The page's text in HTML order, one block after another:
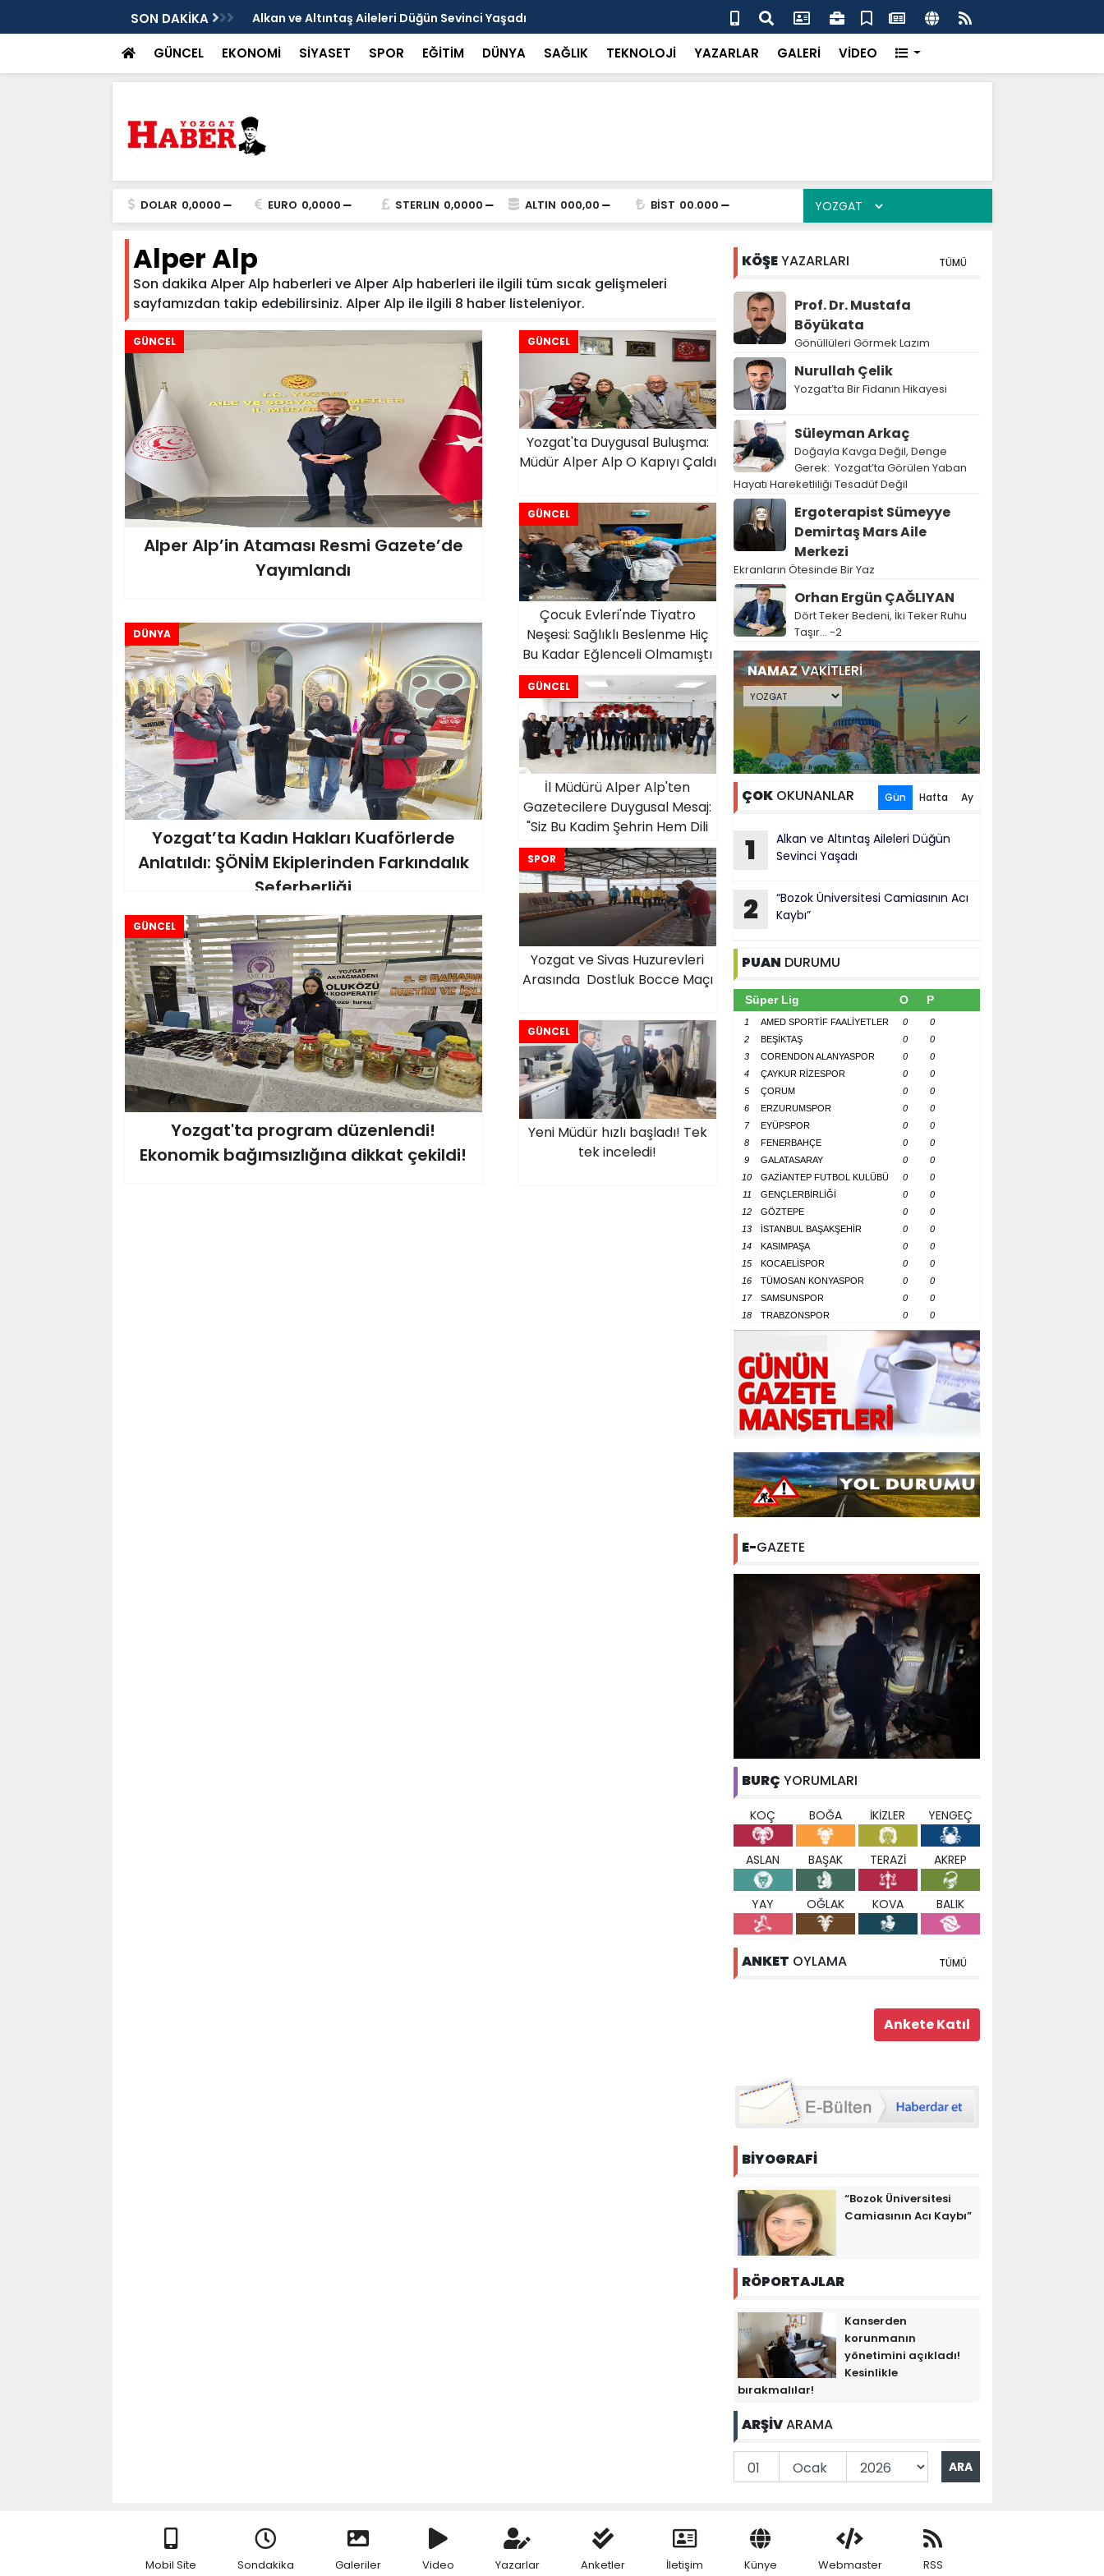
SON DAKİKA Alkan ve Altıntaş Aileleri Düğün Sevinci Yaşadı Toplam süre 2 yıla çıkabilecek
GÜNCEL EKONOMİ SİYASET SPOR EĞİTİM DÜNYA SAĞLIK TEKNOLOJİ YAZARLAR GALERİ VİDEO
DOLAR 0,0000 EURO 0,0000 STERLIN 0,0000 ALTIN 000,00 BİST 00.000
Alper Alp
Son dakika Alper Alp haberleri ve Alper Alp haberleri ile ilgili tüm sıcak gelişmeleri
sayfamızdan takip edebilirsiniz. Alper Alp ile ilgili 8 haber listeleniyor.
GÜNCEL
Alper Alp’in Ataması Resmi Gazete’de
Yayımlandı
GÜNCEL
Yozgat'ta Duygusal Buluşma:
Müdür Alper Alp O Kapıyı Çaldı
GÜNCEL
Çocuk Evleri'nde Tiyatro
Neşesi: Sağlıklı Beslenme Hiç
Bu Kadar Eğlenceli Olmamıştı
DÜNYA
Yozgat’ta Kadın Hakları Kuaförlerde
Anlatıldı: ŞÖNİM Ekiplerinden Farkındalık
Seferberliği
GÜNCEL
İl Müdürü Alper Alp'ten
Gazetecilere Duygusal Mesaj:
"Siz Bu Kadim Şehrin Hem Dili
Hem Kulağısınız"
SPOR
Yozgat ve Sivas Huzurevleri
Arasında Dostluk Bocce Maçı
GÜNCEL
Yozgat'ta program düzenlendi!
Ekonomik bağımsızlığına dikkat çekildi!
GÜNCEL
Yeni Müdür hızlı başladı! Tek
tek inceledi!
KÖŞEYAZARLARI TÜMÜ
Prof. Dr. Mustafa
Böyükata
Gönüllüleri Görmek Lazım
Nurullah Çelik
Yozgat’ta Bir Fidanın Hikayesi
Süleyman Arkaç
Doğayla Kavga Değil, Denge
Gerek: Yozgat’ta Görülen Yaban
Hayatı Hareketliliği Tesadüf Değil
Ergoterapist Sümeyye
Demirtaş Mars Aile
Merkezi
Ekranların Ötesinde Bir Yaz
Orhan Ergün ÇAĞLIYAN
Dört Teker Bedeni, İki Teker Ruhu
Taşır… -2
NAMAZVAKİTLERİ
ÇOKOKUNANLAR Gün Hafta Ay
1
Alkan ve Altıntaş Aileleri Düğün
Sevinci Yaşadı
2
“Bozok Üniversitesi Camiasının Acı
Kaybı”
PUAN DURUMU
Süper Lig O P
1 AMED SPORTİF FAALİYETLER 0
0
2
BEŞİKTAŞ 0
0
3
CORENDON ALANYASPOR 0
0
4
ÇAYKUR RİZESPOR 0
0
5
ÇORUM 0
0
6
ERZURUMSPOR 0
0
7
EYÜPSPOR 0
0
8
FENERBAHÇE 0
0
9
GALATASARAY 0
0
10
GAZİANTEP FUTBOL KULÜBÜ 0
0
11
GENÇLERBİRLİĞİ 0
0
12
GÖZTEPE 0
0
13
İSTANBUL BAŞAKŞEHİR 0
0
14
KASIMPAŞA 0
0
15
KOCAELİSPOR 0
0
16
TÜMOSAN KONYASPOR 0
0
17
SAMSUNSPOR 0
0
18
TRABZONSPOR 0 0
E-GAZETE
BURÇ YORUMLARI
KOÇ BOĞA İKİZLER YENGEÇ
ASLAN BAŞAK TERAZİ AKREP
YAY OĞLAK KOVA BALIK
ANKET OYLAMA TÜMÜ
BİYOGRAFİ
“Bozok Üniversitesi
Camiasının Acı Kaybı”
RÖPORTAJLAR
Kanserden
korunmanın
yönetimini açıkladı!
Kesinlikle
bırakmalılar!
ARŞİVARAMA
Mobil Site Sondakika Galeriler Video Yazarlar Anketler İletişim Künye Webmaster RSS